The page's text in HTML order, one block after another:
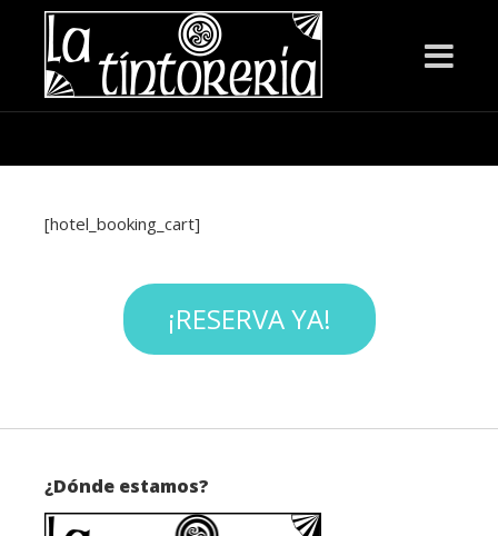
My Rooms
[hotel_booking_cart]
¡RESERVA YA!
¿Dónde estamos?